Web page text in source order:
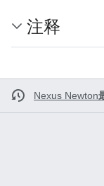
注释
Nexus Newton